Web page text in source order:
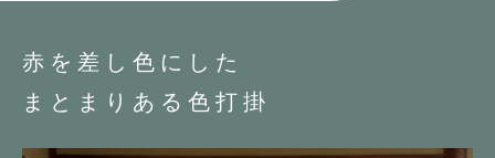
赤を差し色にした
まとまりある色打掛